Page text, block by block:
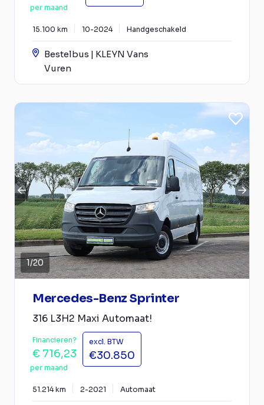
per maand
15.100 km 10-2024 Handgeschakeld
Bestelbus | KLEYN Vans
Vuren
1/20
Mercedes-Benz Sprinter
316 L3H2 Maxi Automaat!
Financieren?
€ 716,23
per maand
excl. BTW
€30.850
51.214 km 2-2021 Automaat